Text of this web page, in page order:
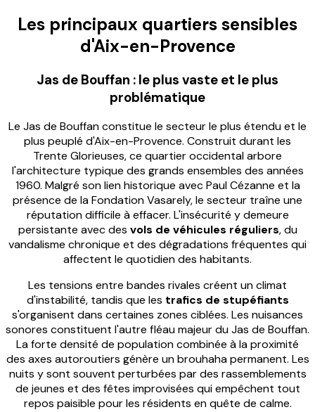
Les principaux quartiers sensibles
d'Aix-en-Provence
Jas de Bouffan : le plus vaste et le plus
problématique
Le Jas de Bouffan constitue le secteur le plus étendu et le
plus peuplé d'Aix-en-Provence. Construit durant les
Trente Glorieuses, ce quartier occidental arbore
l'architecture typique des grands ensembles des années
1960. Malgré son lien historique avec Paul Cézanne et la
présence de la Fondation Vasarely, le secteur traîne une
réputation difficile à effacer. L'insécurité y demeure
persistante avec des vols de véhicules réguliers, du
vandalisme chronique et des dégradations fréquentes qui
affectent le quotidien des habitants.
Les tensions entre bandes rivales créent un climat
d'instabilité, tandis que les trafics de stupéfiants
s'organisent dans certaines zones ciblées. Les nuisances
sonores constituent l'autre fléau majeur du Jas de Bouffan.
La forte densité de population combinée à la proximité
des axes autoroutiers génère un brouhaha permanent. Les
nuits y sont souvent perturbées par des rassemblements
de jeunes et des fêtes improvisées qui empêchent tout
repos paisible pour les résidents en quête de calme.